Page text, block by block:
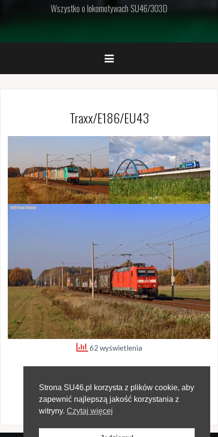
Wszystko o lokomotywach SU46/303D
Traxx/E186/EU43
62 wyświetlenia
SU46 TVStrona SU46.pl korzysta z plików cookie, aby
zapewnić najlepszą jakość korzystania z
witryny. Czytaj więcej